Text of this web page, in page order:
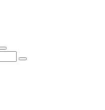
Rechercher
Rechercher